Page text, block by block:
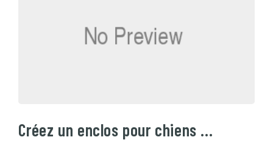
Créez un enclos pour chiens …